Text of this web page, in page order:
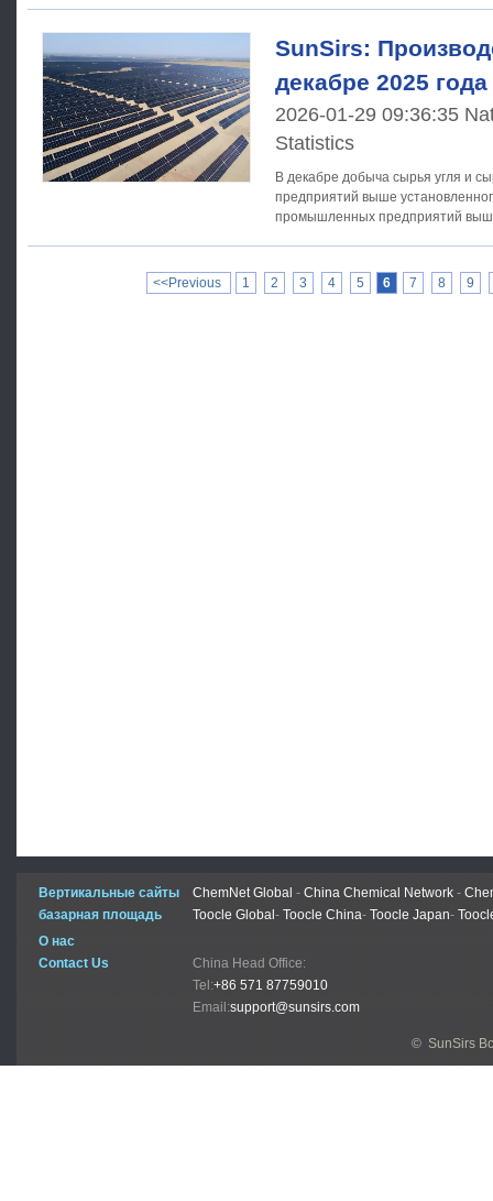
SunSirs:
декабре 2025 года
2026-01-29 09:36:35
Statistics
В декабре добыча сырья угля и
предприятий выше
промышленных предприятий
<<Previous 1 2 3 4 5 6 7 8 9
Вертикальные сайты ChemNet Global - China Chemical Network -
базарная площадь
Toocle Global - Toocle China- Toocle Japan-
О нас
Contact Us
China Head Office:
Tel:+86 571 87759010
Email:support@sunsirs.com
© SunSirs